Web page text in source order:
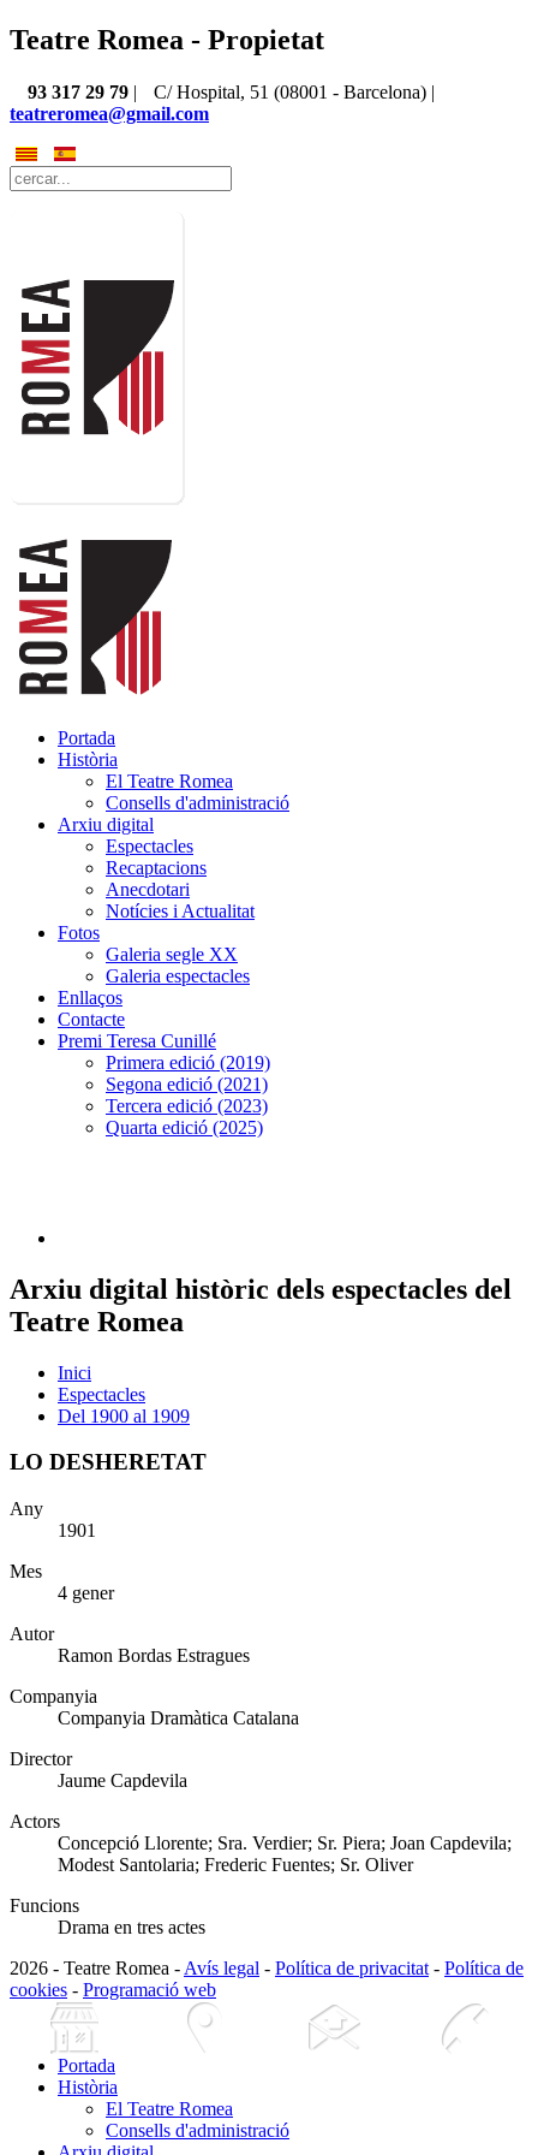
Teatre Romea - Propietat
93 317 29 79 |
C/ Hospital, 51 (08001 - Barcelona) |
teatreromea@gmail.com
Portada
Història
El Teatre Romea
Consells d'administració
Arxiu digital
Espectacles
Recaptacions
Anecdotari
Notícies i Actualitat
Fotos
Galeria segle XX
Galeria espectacles
Enllaços
Contacte
Premi Teresa Cunillé
Primera edició (2019)
Segona edició (2021)
Tercera edició (2023)
Quarta edició (2025)
Arxiu digital històric dels espectacles del
Teatre Romea
Inici
Espectacles
Del 1900 al 1909
LO DESHERETAT
Any
1901
Mes
4 gener
Autor
Ramon Bordas Estragues
Companyia
Companyia Dramàtica Catalana
Director
Jaume Capdevila
Actors
Concepció Llorente; Sra. Verdier; Sr. Piera; Joan Capdevila;
Modest Santolaria; Frederic Fuentes; Sr. Oliver
Funcions
Drama en tres actes
2026 - Teatre Romea - Avís legal - Política de privacitat - Política de
cookies - Programació web
Portada
Història
El Teatre Romea
Consells d'administració